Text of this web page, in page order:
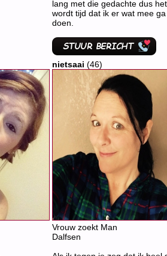
lang met die gedachte dus het
wordt tijd dat ik er wat mee ga
doen.
nietsaai (46)
Vrouw zoekt Man
Dalfsen